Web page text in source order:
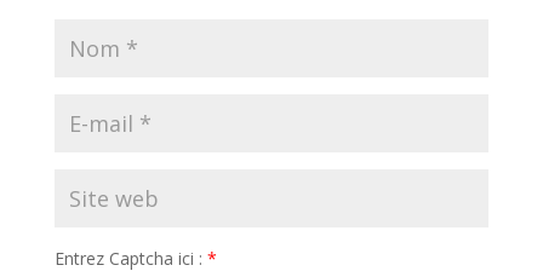
Entrez Captcha ici : *